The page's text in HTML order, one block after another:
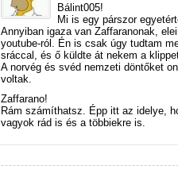
Bálint005!
Mi is egy párszor
Annyiban igaza van Zaffaranonak,
youtube-ról. Én is csak úgy tudtam
sráccal, és ő küldte át nekem a
A norvég és svéd nemzeti döntőket
voltak.
Zaffarano!
Rám számíthatsz. Épp itt az idelye,
vagyok rád is és a többiekre is.